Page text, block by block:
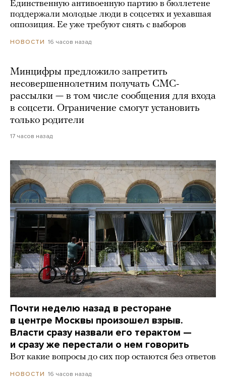
Единственную антивоенную партию в бюллетене
поддержали молодые люди в соцсетях и уехавшая
оппозиция. Ее уже требуют снять с выборов
НОВОСТИ 16 часов назад
Минцифры предложило запретить
несовершеннолетним получать СМС-
рассылки — в том числе сообщения для входа
в соцсети. Ограничение смогут установить
только родители
17 часов назад
Почти неделю назад в ресторане
в центре Москвы произошел взрыв.
Власти сразу назвали его терактом —
и сразу же перестали о нем говорить
Вот какие вопросы до сих пор остаются без ответов
НОВОСТИ 16 часов назад